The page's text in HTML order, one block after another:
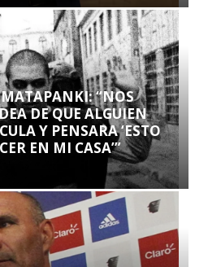
“NOS
DE QUE ALGUIEN
Y PENSARA ‘ESTO
EN MI CASA’”